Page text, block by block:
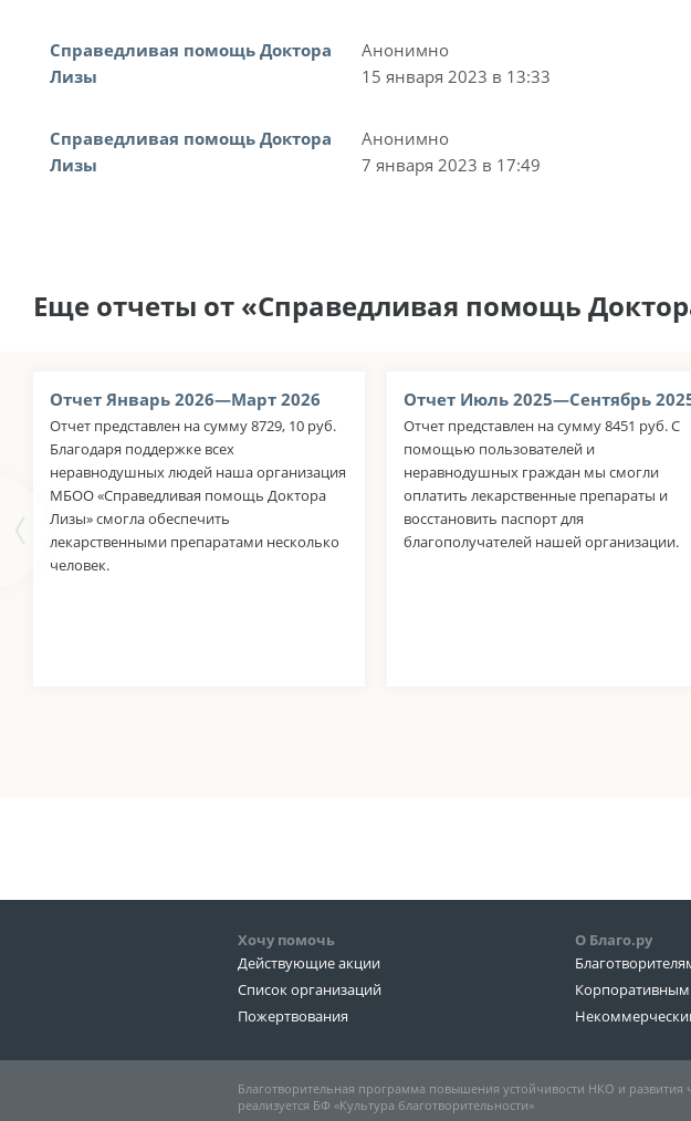
Справедливая помощь Доктора
Лизы
Анонимно
15 января 2023 в 13:33
Справедливая помощь Доктора
Лизы
Анонимно
7 января 2023 в 17:49
Еще отчеты от «Справедливая помощь
Отчет Январь 2026—Март 2026
Отчет представлен на сумму 8729, 10 руб.
Благодаря поддержке всех
неравнодушных людей наша организация
МБОО «Справедливая помощь Доктора
Лизы» смогла обеспечить
лекарственными препаратами несколько
человек.
Отчет Июль 2025—Сентябрь
Отчет представлен на сумму 8451 руб. С
помощью пользователей и
неравнодушных граждан мы смогли
оплатить лекарственные препараты и
восстановить паспорт для
благополучателей нашей организации.
Хочу помочь
Действующие акции
Список организаций
Пожертвования
О Благо.ру
Благотворительная программа повышения устойчивости НКО и
реализуется БФ «Культура благотворительности»